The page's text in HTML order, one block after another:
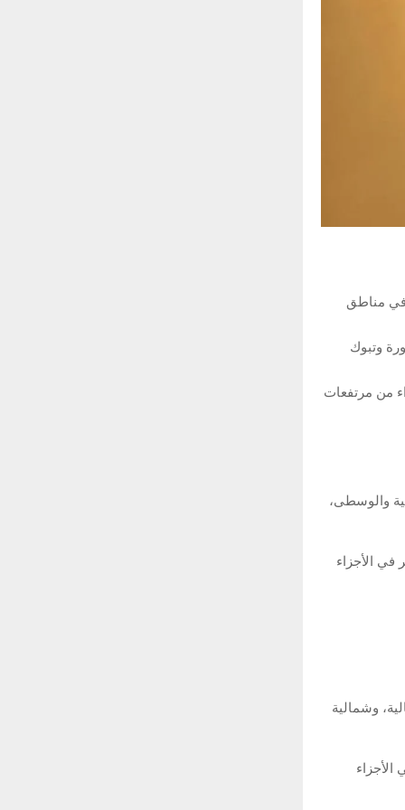
في مناطق
وتبوك
من مرتفعات
الأجزاء الشمالية والوسطى،
في الأجزاء
الأجزاء الشمالية، وشمالية